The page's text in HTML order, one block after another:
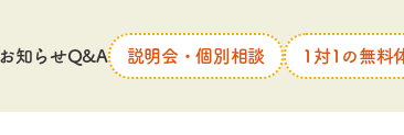
お知らせQ&A 説明会・個別相談 1対1の無料